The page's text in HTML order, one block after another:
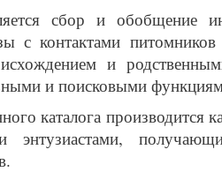
сбор и обобщение
с контактами
и
и поисковыми
каталога производится
энтузиастами,